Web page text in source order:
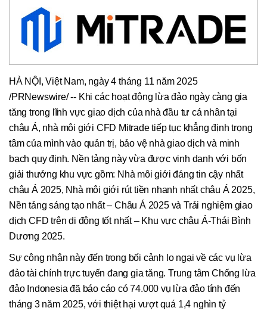
HÀ NỘI, Việt Nam, ngày 4 tháng 11 năm 2025
/PRNewswire/ -- Khi các hoạt động lừa đảo ngày càng gia
tăng trong lĩnh vực giao dịch của nhà đầu tư cá nhân tại
châu Á, nhà môi giới CFD Mitrade tiếp tục khẳng định trọng
tâm của mình vào quản trị, bảo vệ nhà giao dịch và minh
bạch quy định. Nền tảng này vừa được vinh danh với bốn
giải thưởng khu vực gồm: Nhà môi giới đáng tin cậy nhất
châu Á 2025, Nhà môi giới rút tiền nhanh nhất châu Á 2025,
Nền tảng sáng tạo nhất – Châu Á 2025 và Trải nghiệm giao
dịch CFD trên di động tốt nhất – Khu vực châu Á-Thái Bình
Dương 2025.
Sự công nhận này đến trong bối cảnh lo ngại về các vụ lừa
đảo tài chính trực tuyến đang gia tăng. Trung tâm Chống lừa
đảo Indonesia đã báo cáo có 74.000 vụ lừa đảo tính đến
tháng 3 năm 2025, với thiệt hại vượt quá 1,4 nghìn tỷ